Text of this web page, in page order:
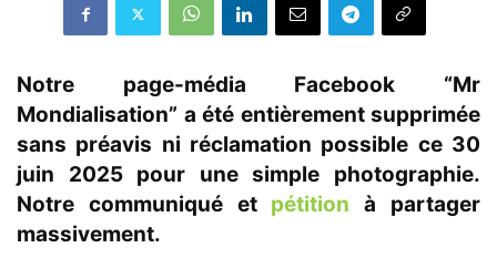
Notre page-média Facebook “Mr
Mondialisation” a été entièrement supprimée
sans préavis ni réclamation possible ce 30
juin 2025 pour une simple photographie.
Notre communiqué et pétition à partager
massivement.